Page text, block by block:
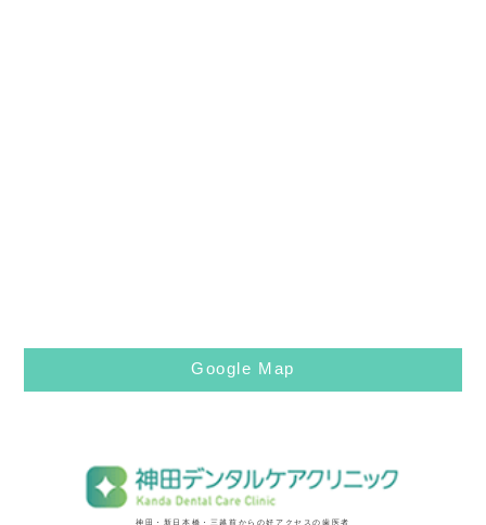
Google Map
神田・新日本橋・三越前からの好アクセスの歯医者